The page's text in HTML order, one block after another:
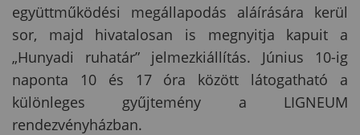
együttműködési megállapodás aláírására kerül
sor, majd hivatalosan is megnyitja kapuit a
„Hunyadi ruhatár” jelmezkiállítás. Június 10-ig
naponta 10 és 17 óra között látogatható a
különleges gyűjtemény a LIGNEUM
rendezvényházban.